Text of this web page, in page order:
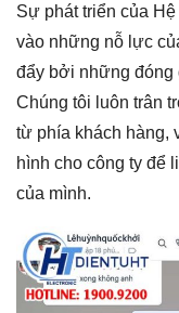
Sự phát triển của
vào những nỗ lực
đẩy bởi những đóng
Chúng tôi luôn trân
từ phía khách hàng,
hình cho công ty để
của mình.